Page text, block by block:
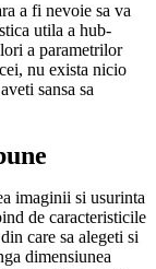
a fi nevoie sa va
utila a hub-
a parametrilor
nu exista nicio
sansa sa
imaginii si usurinta
de caracteristicile
care sa alegeti si
dimensiunea